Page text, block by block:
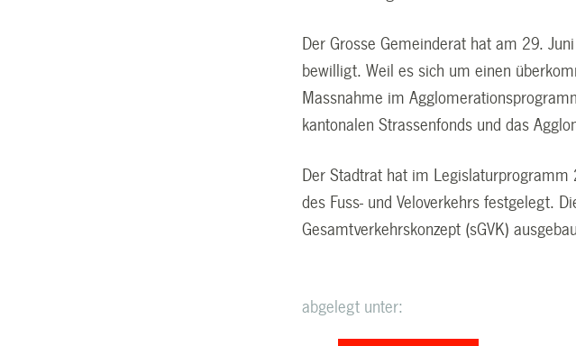
Der Grosse Gemeinderat hat am 29.
bewilligt. Weil es sich um einen
Massnahme im
kantonalen Strassenfonds und das
Der Stadtrat hat im
des Fuss- und Veloverkehrs festgelegt.
Gesamtverkehrskonzept (sGVK)
abgelegt unter: